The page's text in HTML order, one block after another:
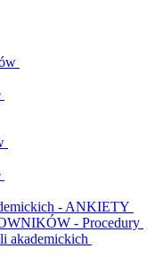
- ANKIETY
- Procedury
akademickich